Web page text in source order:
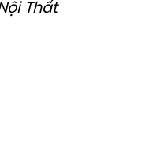
Thất